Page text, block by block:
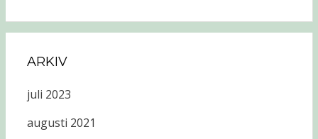
ARKIV
juli 2023
augusti 2021